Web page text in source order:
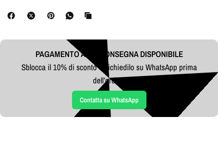
PAGAMENTO ALLA CONSEGNA DISPONIBILE
Sblocca il 10% di sconto - Richiedilo su WhatsApp prima
dell’ordine
Contatta su WhatsApp